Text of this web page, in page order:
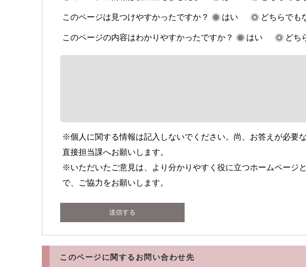
このページは見つけやすかったですか？ はい どちらでも
このページの内容はわかりやすかったですか？ はい どち
※個人に関する情報は記入しないでください。尚、お答えが必要
直接担当課へお願いします。
※いただいたご意見は、より分かりやすく役に立つホームページ
で、ご協力をお願いします。
このページに関するお問い合わせ先